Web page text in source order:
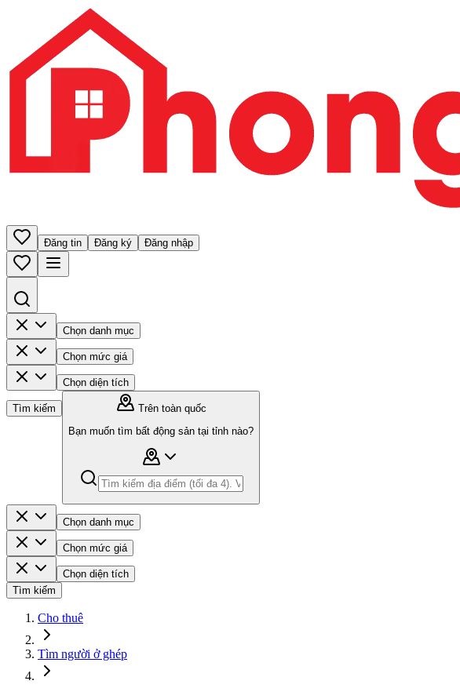
Đăng tin Đăng ký Đăng nhập
Chọn danh mục
Chọn mức giá
Chọn diện tích
Tìm kiếm
Trên toàn quốc
Bạn muốn tìm bất động sản tại tỉnh nào?
Chọn danh mục
Chọn mức giá
Chọn diện tích
Tìm kiếm
Cho thuê
Tìm người ở ghép